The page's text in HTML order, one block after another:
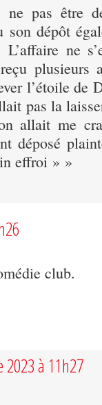
pas être
dépôt
ne
plusieurs
l’étoile de
pas la
allait me
déposé
effroi » »
club.
2023 à 11h27